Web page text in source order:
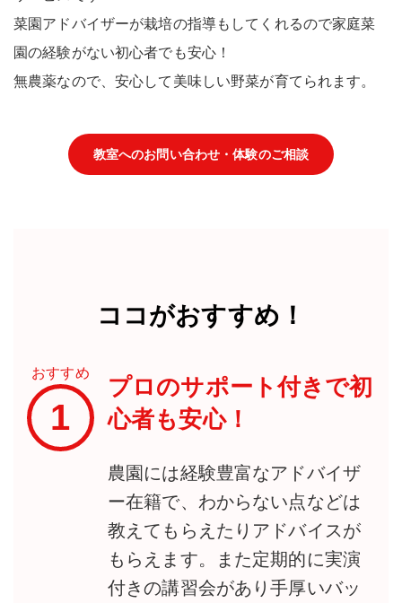
菜園アドバイザーが栽培の指導もしてくれるので家庭菜
園の経験がない初心者でも安心！
無農薬なので、安心して美味しい野菜が育てられます。
教室へのお問い合わせ・体験のご相談
ココがおすすめ！
おすすめ
1
プロのサポート付きで初
心者も安心！
農園には経験豊富なアドバイザ
ー在籍で、わからない点などは
教えてもらえたりアドバイスが
もらえます。また定期的に実演
付きの講習会があり手厚いバッ